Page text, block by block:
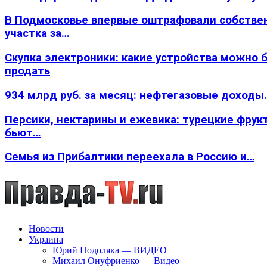
В Подмосковье впервые оштрафовали
участка за…
Скупка электроники: какие устройства можно
продать
934 млрд руб. за месяц: нефтегазовые
Персики, нектарины и ежевика: турецкие
бьют…
Семья из Прибалтики переехала в Россию и…
Новости
Украина
Юрий Подоляка — ВИДЕО
Михаил Онуфриенко — Видео